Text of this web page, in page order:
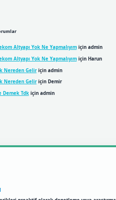
Altyapı Yok Ne Yapmalıyımiçin admin
Altyapı Yok Ne Yapmalıyımiçin Harun
Nereden Geliriçin admin
Nereden Geliriçin Demir
Demek Tdkiçin admin